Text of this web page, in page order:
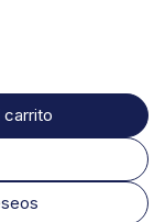
carrito